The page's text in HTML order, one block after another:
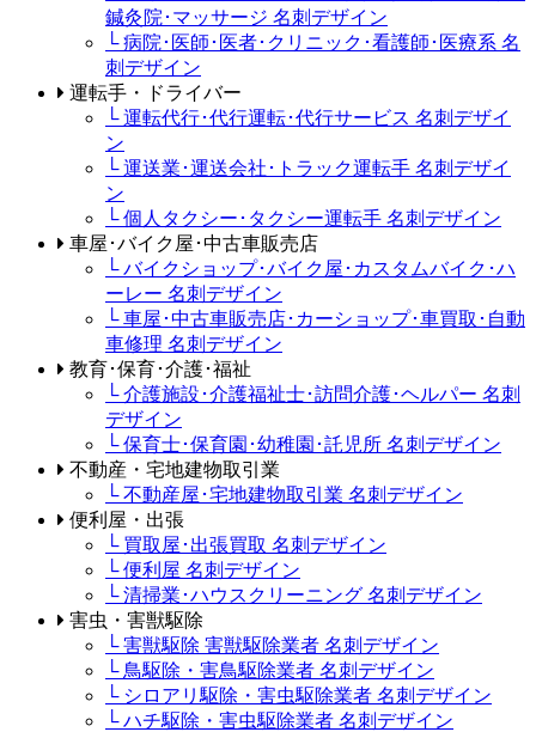
鍼灸院･マッサージ 名刺デザイン
└ 病院･医師･医者･クリニック･看護師･医療系 名
刺デザイン
運転手・ドライバー
└ 運転代行･代行運転･代行サービス 名刺デザイ
ン
└ 運送業･運送会社･トラック運転手 名刺デザイ
ン
└ 個人タクシー･タクシー運転手 名刺デザイン
車屋･バイク屋･中古車販売店
└ バイクショップ･バイク屋･カスタムバイク･ハ
ーレー 名刺デザイン
└ 車屋･中古車販売店･カーショップ･車買取･自動
車修理 名刺デザイン
教育･保育･介護･福祉
└ 介護施設･介護福祉士･訪問介護･ヘルパー 名刺
デザイン
└ 保育士･保育園･幼稚園･託児所 名刺デザイン
不動産・宅地建物取引業
└ 不動産屋･宅地建物取引業 名刺デザイン
便利屋・出張
└ 買取屋･出張買取 名刺デザイン
└ 便利屋 名刺デザイン
└ 清掃業･ハウスクリーニング 名刺デザイン
害虫・害獣駆除
└ 害獣駆除 害獣駆除業者 名刺デザイン
└ 鳥駆除・害鳥駆除業者 名刺デザイン
└ シロアリ駆除・害虫駆除業者 名刺デザイン
└ ハチ駆除・害虫駆除業者 名刺デザイン